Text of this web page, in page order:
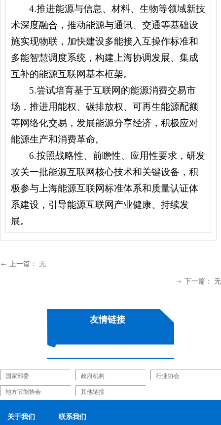
4.推进能源与信息、材料、生物等领域新技
术深度融合，推动能源与通讯、交通等基础设
施实现物联，加快建设多能接入互操作标准和
多能智慧调度系统，构建上海协调发展、集成
互补的能源互联网基本框架。
5.尝试培育基于互联网的能源消费交易市
场，推进用能权、碳排放权、可再生能源配额
等网络化交易，发展能源分享经济，积极应对
能源生产和消费革命。
6.按照战略性、前瞻性、应用性要求，研发
攻关一批能源互联网核心技术和关键设备，积
极参与上海能源互联网标准体系和质量认证体
系建设，引导能源互联网产业健康、持续发
展。
ꂃ 上一篇： 无
ꁹ 下一篇： 无
关于我们 联系我们
友情链接